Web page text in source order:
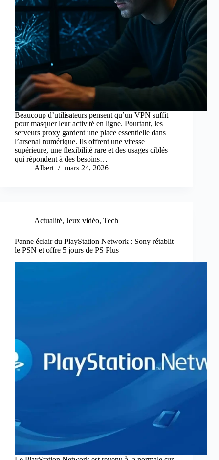
Beaucoup d’utilisateurs pensent qu’un VPN suffit
pour masquer leur activité en ligne. Pourtant, les
serveurs proxy gardent une place essentielle dans
l’arsenal numérique. Ils offrent une vitesse
supérieure, une flexibilité rare et des usages ciblés
qui répondent à des besoins…
Albert
mars 24, 2026
Actualité, Jeux vidéo, Tech
Panne éclair du PlayStation Network : Sony rétablit
le PSN et offre 5 jours de PS Plus